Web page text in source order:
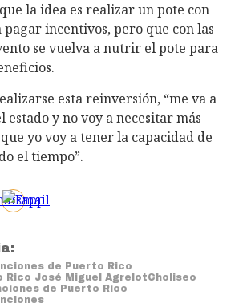
la idea es realizar un pote con
incentivos, pero que con las
se vuelva a nutrir el pote para
esta reinversión, “me va a
y no voy a necesitar más
yo voy a tener la capacidad de
el tiempo”.
de Puerto Rico
Rico José Miguel AgrelotCholiseo
de Puerto Rico